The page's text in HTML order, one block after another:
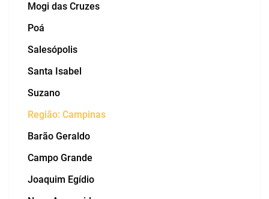
Mogi das Cruzes
Poá
Salesópolis
Santa Isabel
Suzano
Região: Campinas
Barão Geraldo
Campo Grande
Joaquim Egídio